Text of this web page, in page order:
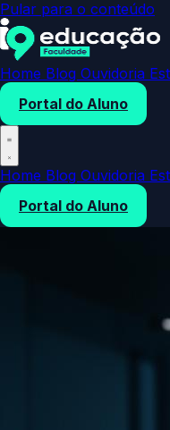
Pular para o conteúdo
Home Blog Ouvidoria
Portal do Aluno
Home Blog Ouvidoria
Portal do Aluno